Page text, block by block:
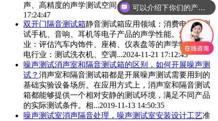
声、高精度的声学测试空间。这种测试箱广...2024-11-21
17:24:47
双开门 隔音测试箱静音测试箱应用领域：消费电子：测
试手机、音响、耳机等电子产品的声学性能。汽车工
业：评估汽车内饰件、座椅、仪表盘等的声学特性。家
电行业：测试洗衣机、空调...2024-11-21 17:12:43
噪声测试消声室和隔音测试箱的区别，如何开展噪声测
试？ 消声室和隔音测试箱都是开展噪声测试需要用到的
基础实验设备场所。在应用方式上，消声室和隔音测试
箱都能够提供一个相对安静的测试环境，满足不同产品
的实际测试条件。相...2019-11-13 14:50:35
噪声测试室消声隔音处理，噪声测试室安装设计工艺准
可以介绍下你们的产品么